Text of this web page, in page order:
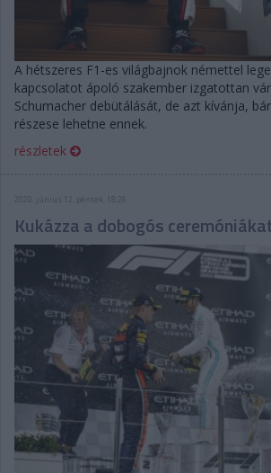
A hétszeres F1-es világbajnok némettel
kapcsolatot ápoló szakember izgatottan
Schumacher debütálását, de azt kívánja,
részese lehetne ennek.
részletek
2020. június 12. péntek, 18:26
Kukázza a dobogós